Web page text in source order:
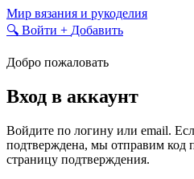
Skip
to
Мир вязания и рукоделия
🔍 Войти + Добавить
Добро пожаловать
Вход в аккаунт
Войдите по логину или email.
подтверждена, мы отправим код
страницу подтверждения.